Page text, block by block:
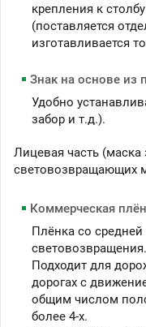
крепления к
(поставляется
изготавливается
Знак на основе из
Удобно
забор и т.д.).
Лицевая часть (маска
световозвращающих
Коммерческая
Плёнка со
световозвращения.
Подходит для
дорогах с
общим числом
более 4-х.